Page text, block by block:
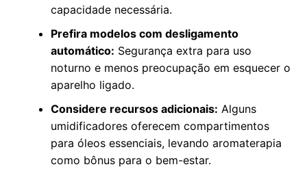
capacidade necessária.
Prefira modelos com desligamento
automático: Segurança extra para uso
noturno e menos preocupação em esquecer o
aparelho ligado.
Considere recursos adicionais: Alguns
umidificadores oferecem compartimentos
para óleos essenciais, levando aromaterapia
como bônus para o bem-estar.